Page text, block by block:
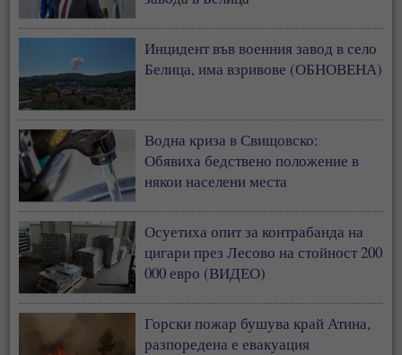
Инцидент във военния завод в село
Белица, има взривове (ОБНОВЕНА)
Водна криза в Свищовско:
Обявиха бедствено положение в
някои населени места
Осуетиха опит за контрабанда на
цигари през Лесово на стойност 200
000 евро (ВИДЕО)
Горски пожар бушува край Атина,
разпоредена е евакуация